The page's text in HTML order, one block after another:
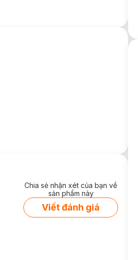
bẩn và bã nhờn dư thừa mà không
Chia sẻ nhận xét của bạn về
sản phẩm này
Viết đánh giá